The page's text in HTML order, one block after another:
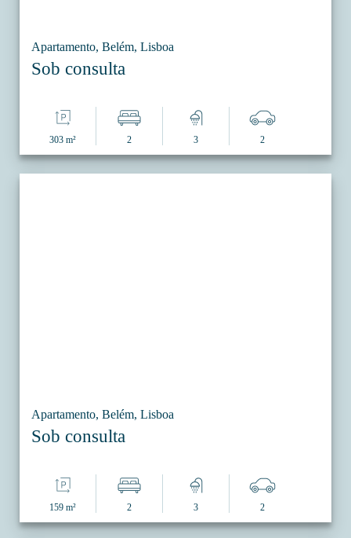
Apartamento, Belém, Lisboa
Sob consulta
303 m² 2 3 2
Apartamento, Belém, Lisboa
Sob consulta
159 m² 2 3 2